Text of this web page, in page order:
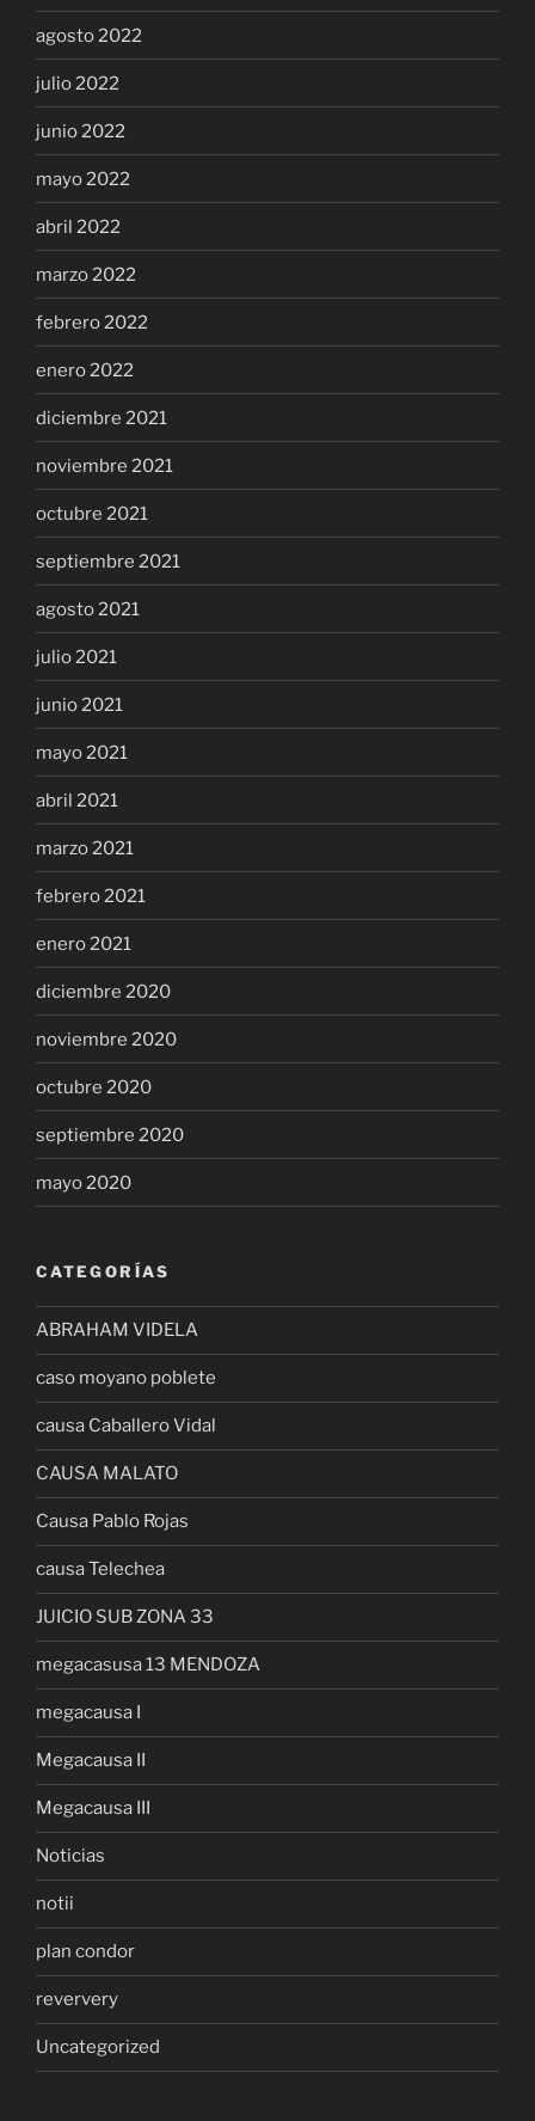
agosto 2022
julio 2022
junio 2022
mayo 2022
abril 2022
marzo 2022
febrero 2022
enero 2022
diciembre 2021
noviembre 2021
octubre 2021
septiembre 2021
agosto 2021
julio 2021
junio 2021
mayo 2021
abril 2021
marzo 2021
febrero 2021
enero 2021
diciembre 2020
noviembre 2020
octubre 2020
septiembre 2020
mayo 2020
CATEGORÍAS
ABRAHAM VIDELA
caso moyano poblete
causa Caballero Vidal
CAUSA MALATO
Causa Pablo Rojas
causa Telechea
JUICIO SUB ZONA 33
megacasusa 13 MENDOZA
megacausa I
Megacausa II
Megacausa III
Noticias
notii
plan condor
reververy
Uncategorized